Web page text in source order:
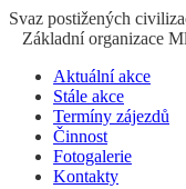
Svaz postižených c
Základní organizace
Aktuální akce
Stále akce
Termíny zájezdů
Činnost
Fotogalerie
Kontakty